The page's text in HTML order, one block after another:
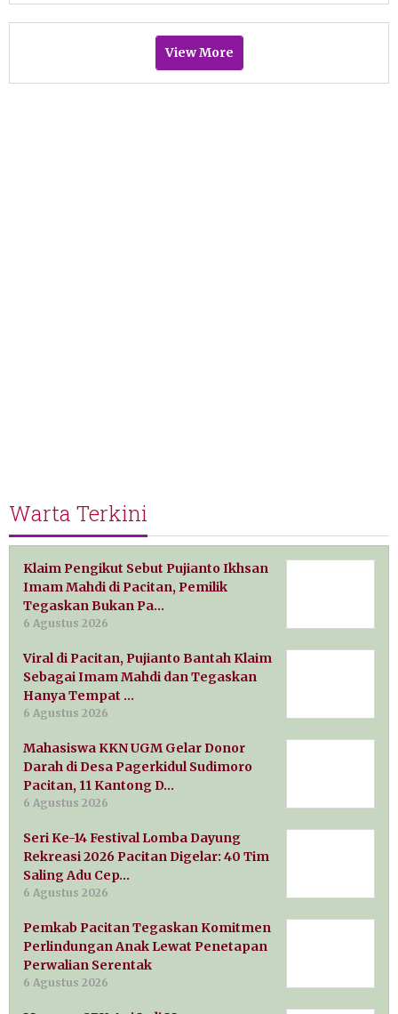
View More
Warta Terkini
Klaim Pengikut Sebut Pujianto Ikhsan
Imam Mahdi di Pacitan, Pemilik
Tegaskan Bukan Pa…
6 Agustus 2026
Viral di Pacitan, Pujianto Bantah Klaim
Sebagai Imam Mahdi dan Tegaskan
Hanya Tempat …
6 Agustus 2026
Mahasiswa KKN UGM Gelar Donor
Darah di Desa Pagerkidul Sudimoro
Pacitan, 11 Kantong D…
6 Agustus 2026
Seri Ke-14 Festival Lomba Dayung
Rekreasi 2026 Pacitan Digelar: 40 Tim
Saling Adu Cep…
6 Agustus 2026
Pemkab Pacitan Tegaskan Komitmen
Perlindungan Anak Lewat Penetapan
Perwalian Serentak
6 Agustus 2026